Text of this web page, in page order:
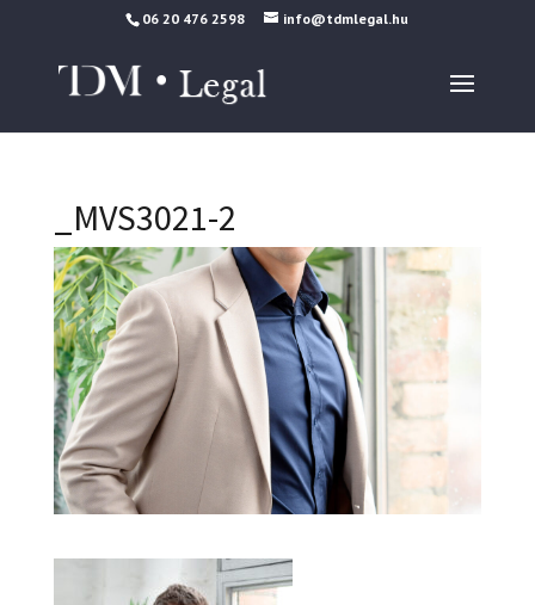
06 20 476 2598 info@tdmlegal.hu
_MVS3021-2